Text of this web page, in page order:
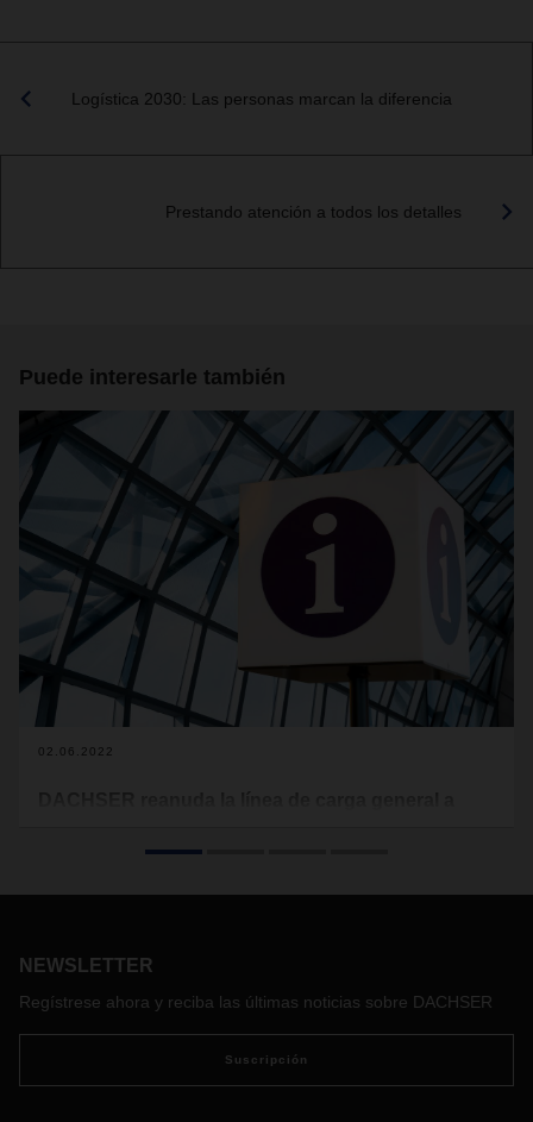
Logística 2030: Las personas marcan la diferencia
Prestando atención a todos los detalles
Puede interesarle también
02.06.2022
conflicto en Ucrania. Por ello, consideramos que en estos
febrero de 2022.
NEWSLETTER
Regístrese ahora y reciba las últimas noticias sobre DACHSER
Suscripción